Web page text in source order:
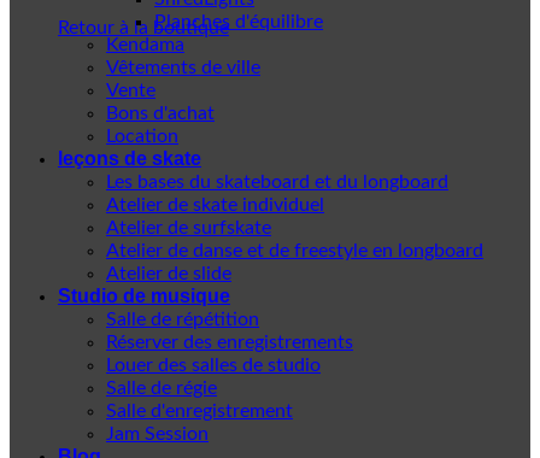
Retour à la boutiquePlanches d'équilibre
Kendama
Vêtements de ville
Vente
Bons d'achat
Location
leçons de skate
Les bases du skateboard et du longboard
Atelier de skate individuel
Atelier de surfskate
Atelier de danse et de freestyle en longboard
Atelier de slide
Studio de musique
Salle de répétition
Réserver des enregistrements
Louer des salles de studio
Salle de régie
Salle d'enregistrement
Jam Session